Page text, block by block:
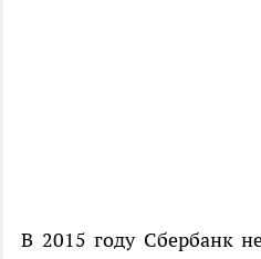
В 2015 году Сбербанк